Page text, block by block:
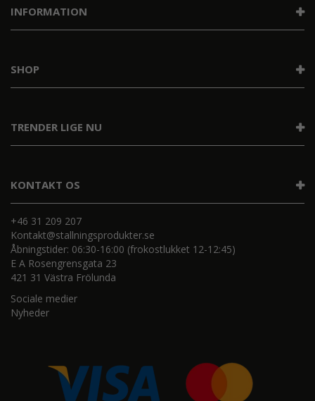
KONTAKT OS
+46 31 209 207
Kontakt@stallningsprodukter.se
Åbningstider: 06:30-16:00 (frokostlukket 12-12:45)
E A Rosengrensgata 23
421 31 Västra Frölunda
Sociale medier
Nyheder
INFORMATION
TRENDER LIGE NU
SHOP